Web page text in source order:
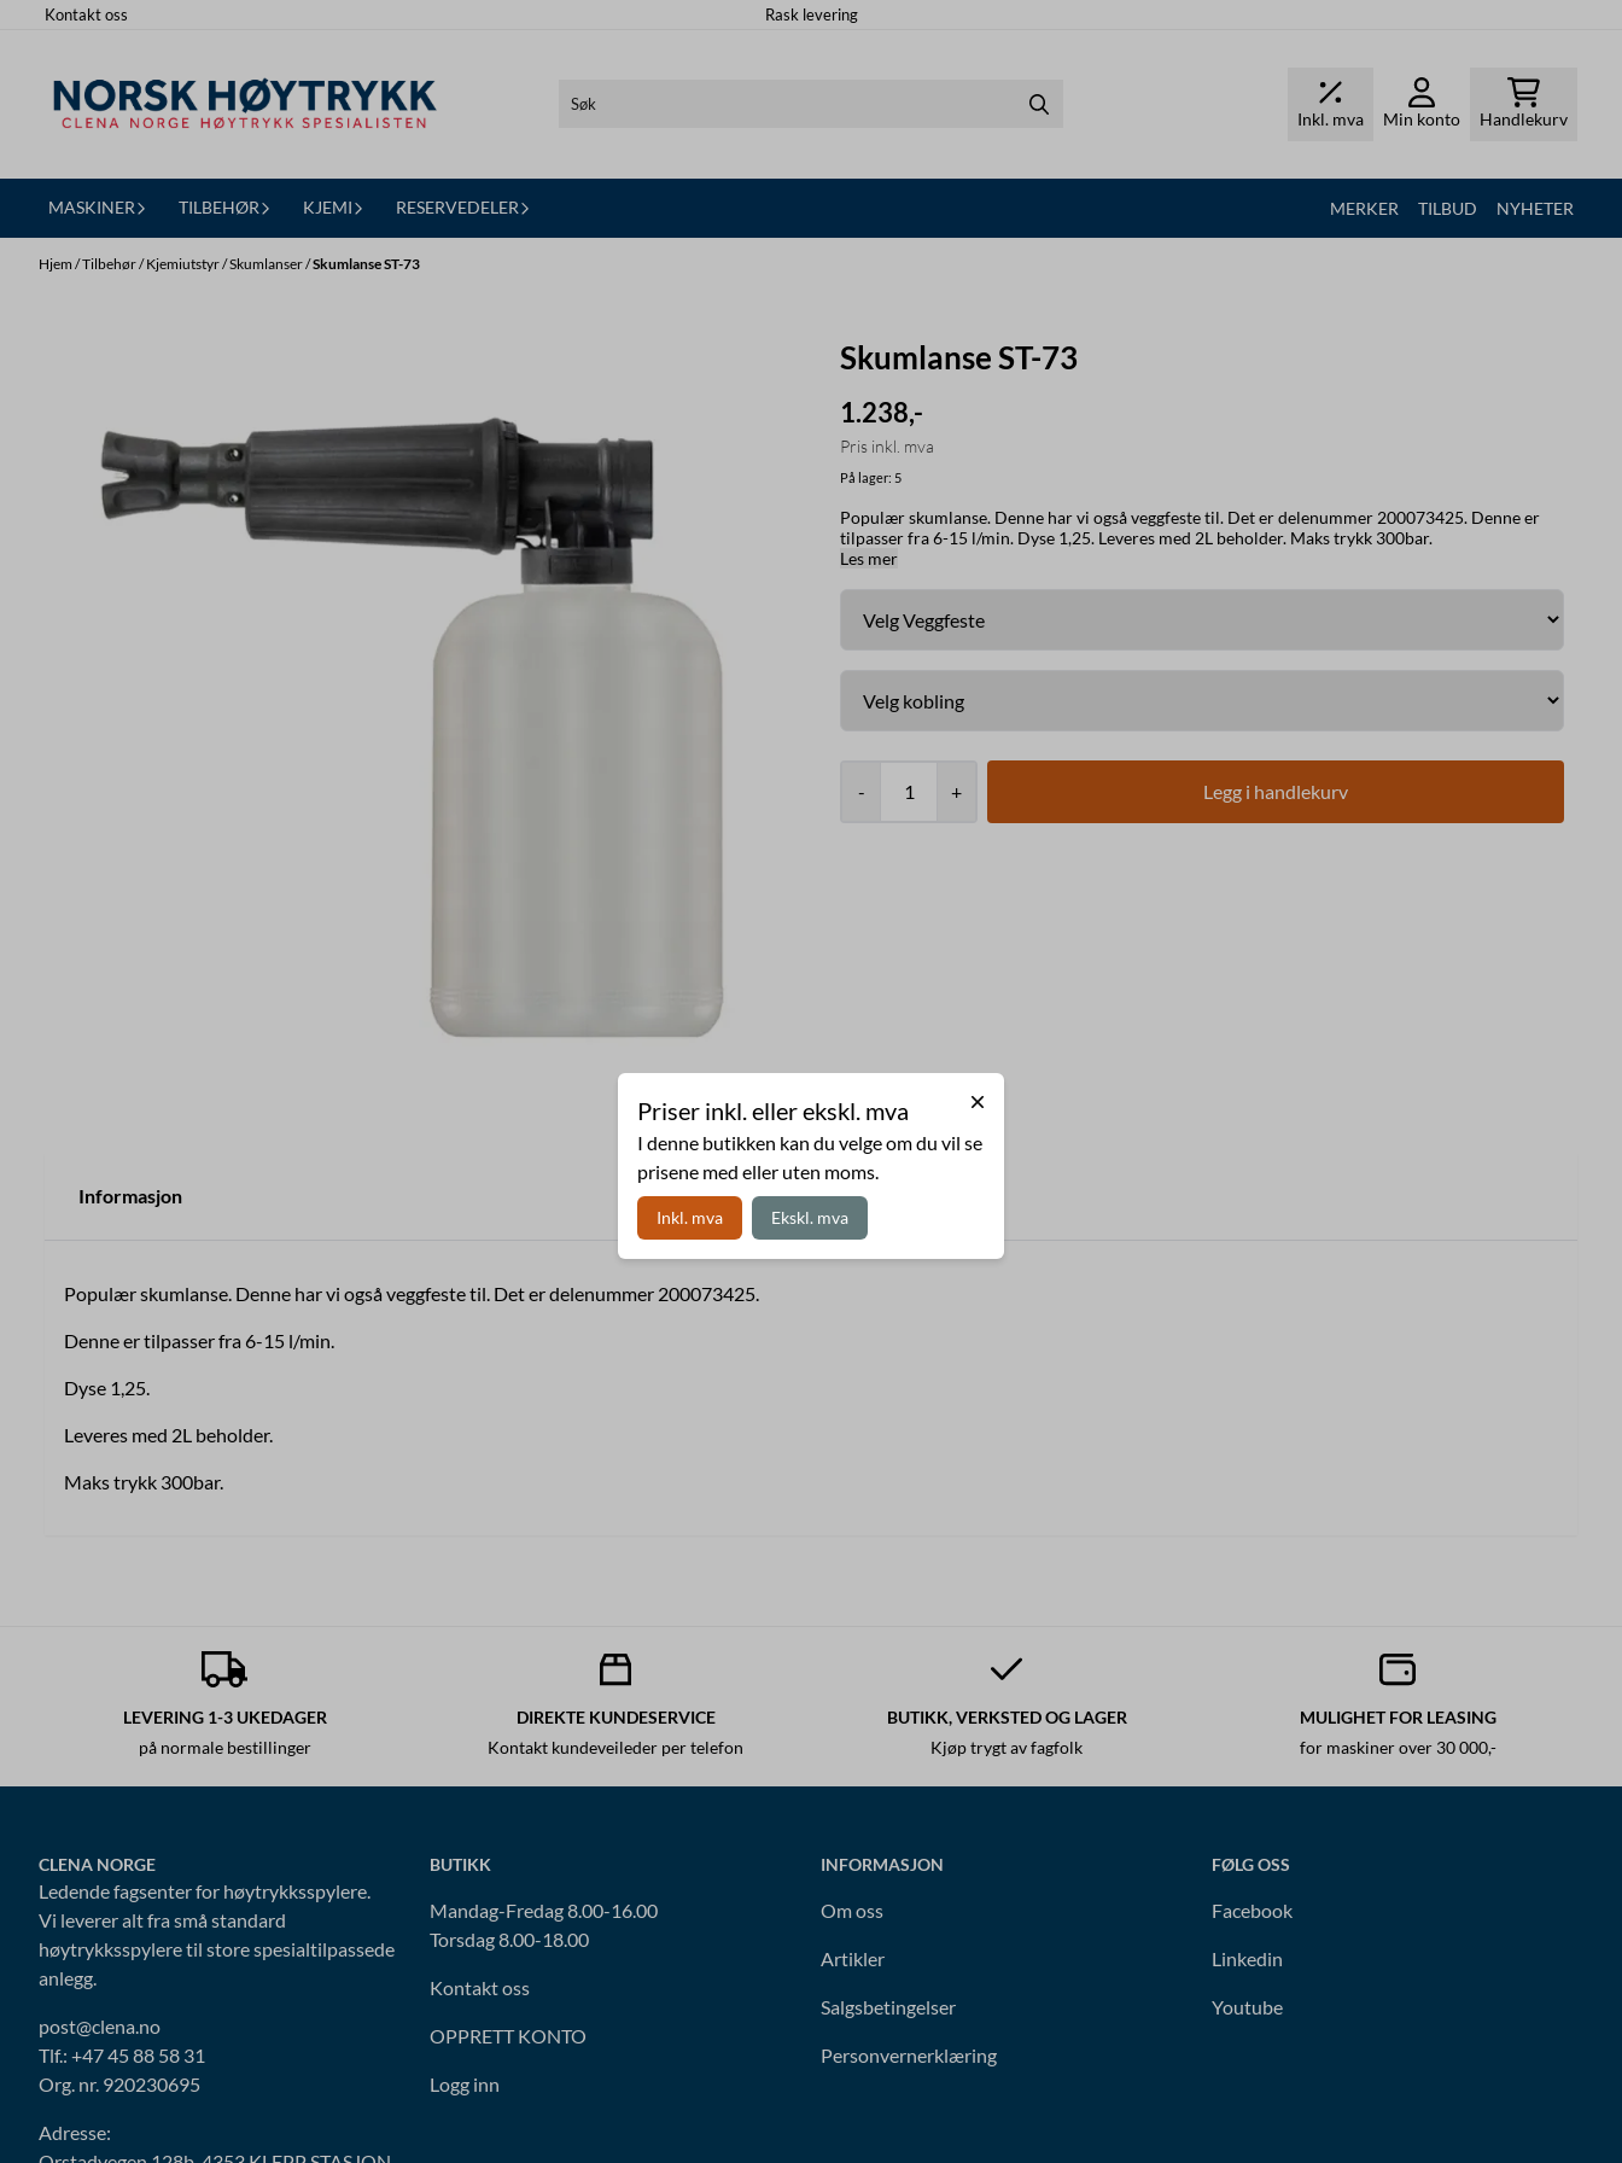
Hopp til innhold
Kontakt oss Rask levering
Inkl. mva Min konto Handlekurv
MASKINER TILBEHØR KJEMI RESERVEDELER MERKER TILBUD NYHETER
Hjem /Tilbehør/Kjemiutstyr/Skumlanser/Skumlanse ST-73
Skumlanse ST-73
1.238,-
Pris inkl. mva
På lager: 5
Populær skumlanse. Denne har vi også veggfeste til. Det er delenummer 200073425. Denne er
tilpasser fra 6-15 l/min. Dyse 1,25. Leveres med 2L beholder. Maks trykk 300bar.
Les mer
- + Legg i handlekurv
Informasjon
Populær skumlanse. Denne har vi også veggfeste til. Det er delenummer 200073425.
Denne er tilpasser fra 6-15 l/min.
Dyse 1,25.
Leveres med 2L beholder.
Maks trykk 300bar.
LEVERING 1-3 UKEDAGER
på normale bestillinger
DIREKTE KUNDESERVICE
Kontakt kundeveileder per telefon
BUTIKK, VERKSTED OG LAGER
Kjøp trygt av fagfolk
MULIGHET FOR LEASING
for maskiner over 30 000,-
CLENA NORGE
Ledende fagsenter for høytrykksspylere.
Vi leverer alt fra små standard
høytrykksspylere til store spesialtilpassede
anlegg.
post@clena.no
Tlf.: +47 45 88 58 31
Org. nr. 920230695
Adresse:
BUTIKK
Mandag-Fredag 8.00-16.00
Torsdag 8.00-18.00
Kontakt oss
OPPRETT KONTO
Logg inn
INFORMASJON
Om oss
Artikler
Salgsbetingelser
Personvernerklæring
FØLG OSS
Facebook
Linkedin
Youtube
Priser inkl. eller ekskl. mva
I denne butikken kan du velge om du vil se
prisene med eller uten moms.
Inkl. mva Ekskl. mva